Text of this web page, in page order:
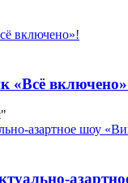
«Всё